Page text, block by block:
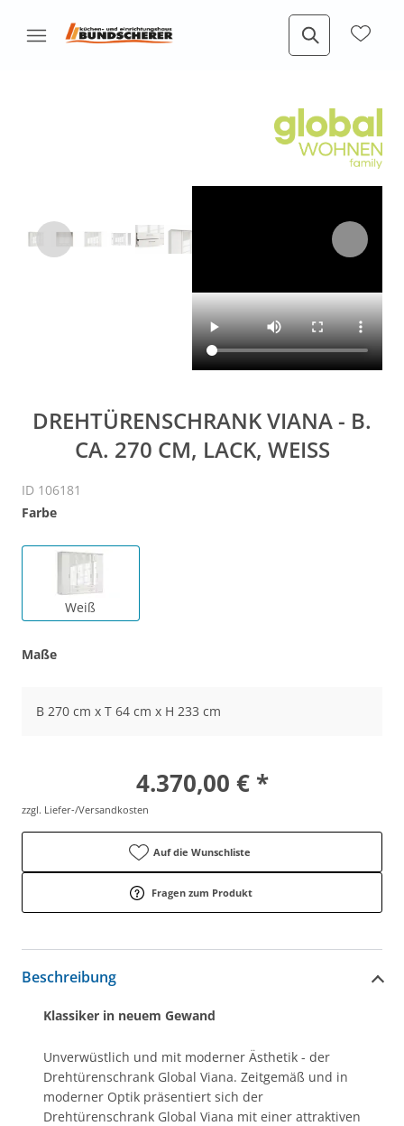
DREHTÜRENSCHRANK VIANA - B.
CA. 270 CM, LACK, WEISS
ID 106181
Farbe
Weiß
Maße
B 270 cm x T 64 cm x H 233 cm
4.370,00 € *
zzgl. Liefer-/Versandkosten
Auf die Wunschliste
Fragen zum Produkt
Beschreibung
Klassiker in neuem Gewand
Unverwüstlich und mit moderner Ästhetik - der
Drehtürenschrank Global Viana. Zeitgemäß und in
moderner Optik präsentiert sich der
Drehtürenschrank Global Viana mit einer attraktiven